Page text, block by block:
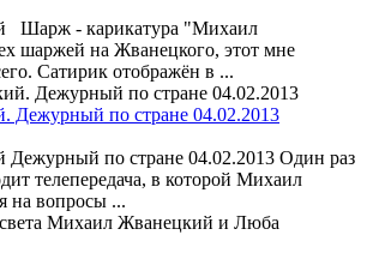
Шарж - карикатура "Михаил
шаржей на Жванецкого, этот мне
Сатирик отображён в ...
Дежурный по стране 04.02.2013
по стране 04.02.2013 Один раз
телепередача, в которой Михаил
на вопросы ...